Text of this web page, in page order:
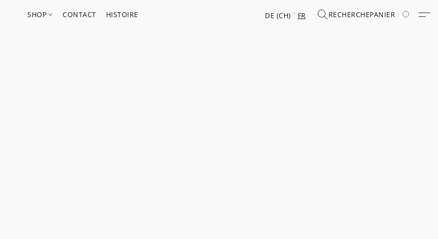
SHOP CONTACT HISTOIRE DE (CH) FR RECHERCHEPANIER